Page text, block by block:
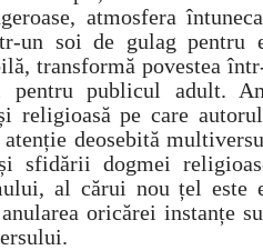
atmosfera
un soi de gulag pentru
transformă povestea
pentru publicul adult.
religioasă pe care
atenție deosebită
sfidării dogmei
al cărui nou țel este
oricărei instanțe